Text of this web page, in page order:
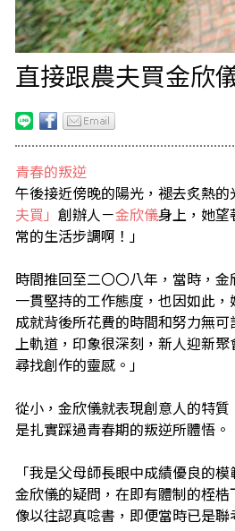
直接跟農夫買金欣
青春的叛逆
午後接近傍晚的陽光，褪去炙熱
夫買」 創辦人－金欣儀身上，她望
常的生活步調啊！」
時間推回至二〇〇八年，當時，
一貫堅持的工作態度，也因如此
成就背後所花費的時間和努力無
上軌道，印象很深刻，新人迎新
尋找創作的靈感。」
從小，金欣儀就表現創意人的特
是扎實踩過青春期的叛逆所體悟。
「我是父母師長眼中成績優良的
金欣儀的疑問，在即有體制的桎
像以往認真唸書，即便當時已是聯